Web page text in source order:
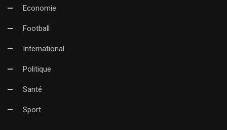
Economie
Football
International
Politique
Santé
Sport